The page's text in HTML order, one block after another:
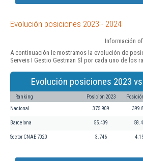
Evolución posiciones 2023 - 2024
Información
A continuación le mostramos la evolución de
Serveis I Gestio Gestman Sl por cada uno de los
Evolución posiciones 2023
Ranking Posición 2023
Nacional 375.909
Barcelona 55.409
Sector CNAE 7020 3.746